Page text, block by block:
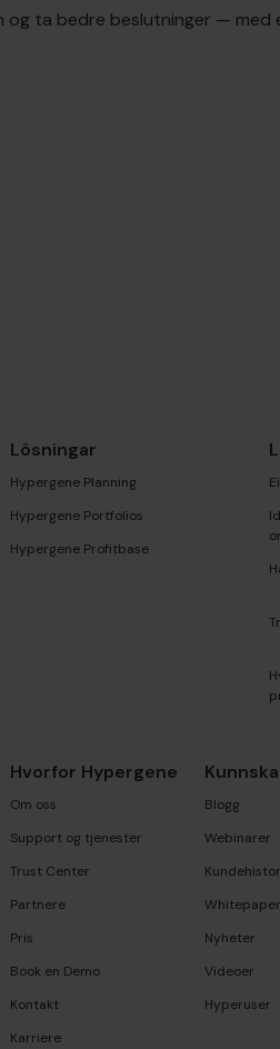
og ta bedre beslutninger — med
Lösningar
Hypergene Planning
Hypergene Portfolios
Hypergene Profitbase
Hvorfor Hypergene
Om oss
Support og tjenester
Trust Center
Partnere
Pris
Book en Demo
Kontakt
Karriere
Blogg
Webinarer
Nyheter
Videoer
Hyperuser